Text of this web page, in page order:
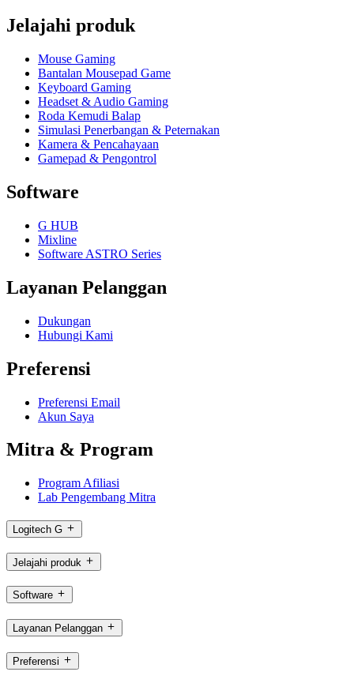
Jelajahi produk
Mouse Gaming
Bantalan Mousepad Game
Keyboard Gaming
Headset & Audio Gaming
Roda Kemudi Balap
Simulasi Penerbangan & Peternakan
Kamera & Pencahayaan
Gamepad & Pengontrol
Software
G HUB
Mixline
Software ASTRO Series
Layanan Pelanggan
Dukungan
Hubungi Kami
Preferensi
Preferensi Email
Akun Saya
Mitra & Program
Program Afiliasi
Lab Pengembang Mitra
Logitech G
Jelajahi produk
Software
Layanan Pelanggan
Preferensi